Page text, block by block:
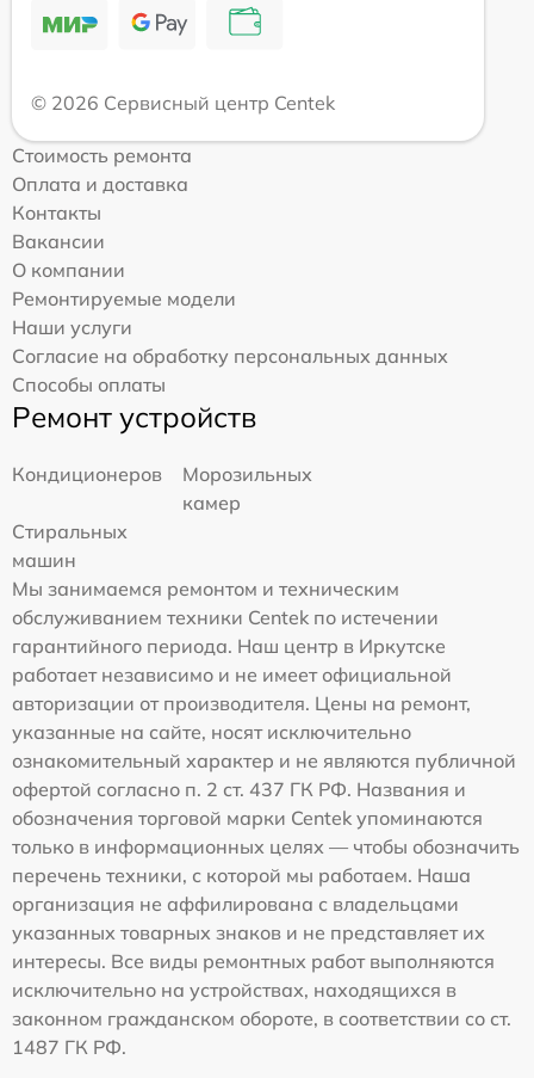
© 2026 Сервисный центр Centek
Стоимость ремонта
Оплата и доставка
Контакты
Вакансии
О компании
Ремонтируемые модели
Наши услуги
Согласие на обработку персональных данных
Способы оплаты
Ремонт устройств
Кондиционеров
Морозильных
камер
Стиральных
машин
Мы занимаемся ремонтом и техническим
обслуживанием техники Centek по истечении
гарантийного периода. Наш центр в Иркутске
работает независимо и не имеет официальной
авторизации от производителя. Цены на ремонт,
указанные на сайте, носят исключительно
ознакомительный характер и не являются публичной
офертой согласно п. 2 ст. 437 ГК РФ. Названия и
обозначения торговой марки Centek упоминаются
только в информационных целях — чтобы обозначить
перечень техники, с которой мы работаем. Наша
организация не аффилирована с владельцами
указанных товарных знаков и не представляет их
интересы. Все виды ремонтных работ выполняются
исключительно на устройствах, находящихся в
законном гражданском обороте, в соответствии со ст.
1487 ГК РФ.